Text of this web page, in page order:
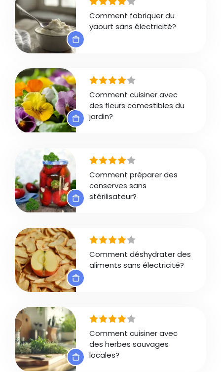
Comment fabriquer du
yaourt sans électricité?
Comment cuisiner avec
des fleurs comestibles du
jardin?
Comment préparer des
conserves sans
stérilisateur?
Comment déshydrater des
aliments sans électricité?
Comment cuisiner avec
des herbes sauvages
locales?